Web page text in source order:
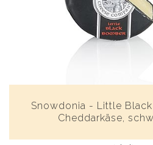
Snowdonia - Little
Cheddarkäse,